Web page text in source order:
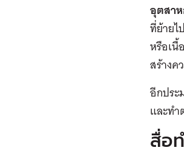
อุตสา
ที่ย้ายไ
หรือเนื้
สร้างค
อีกปร
และท
สื่อ